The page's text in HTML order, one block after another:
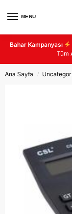
MENU
Bahar Kampanyası
Tüm
Ana Sayfa /